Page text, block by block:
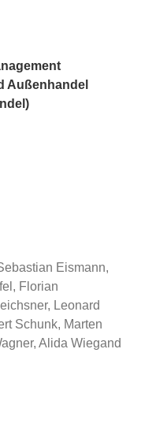
Außenhandel
Eismann,
Florian
Leonard
Schunk, Marten
Alida Wiegand